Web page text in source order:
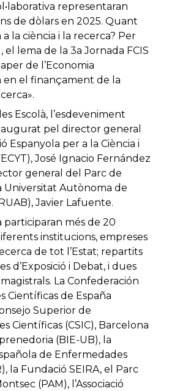
representaran
de dòlars en 2025. Quant
la ciència i la recerca? Per
lema de la 3a Jornada FCIS
de l’Economia
en el finançament de la
Escolà, l’esdeveniment
pel director general
Espanyola per a la Ciència i
José Ignacio Fernández
general del Parc de
Universitat Autònoma de
Javier Lafuente.
participaran més de 20
institucions, empreses
de tot l’Estat; repartits
d’Exposició i Debat, i dues
La Confederación
Científicas de España
Superior de
Científicas (CSIC), Barcelona
(BIE-UB), la
de Enfermedades
la Fundació SEIRA, el Parc
(PAM), l’Associació